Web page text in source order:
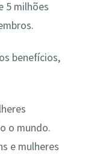
5 milhões
benefícios,
o mundo.
e mulheres